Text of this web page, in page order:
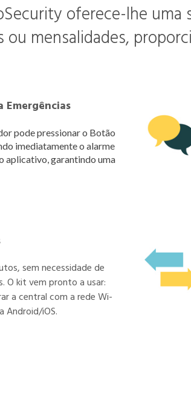
oferece-lhe
mensalidades,
Emergências
pode pressionar o Botão
imediatamente o alarme
aplicativo, garantindo uma
sem necessidade de
O kit vem pronto a usar:
a central com a rede Wi-
Android/iOS.